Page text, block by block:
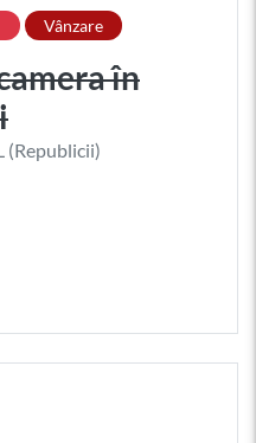
Vânzare
în
(Republicii)